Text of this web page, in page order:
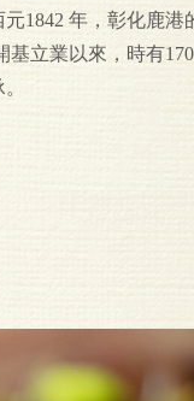
元1842 年，彰化鹿
基立業以來，時有